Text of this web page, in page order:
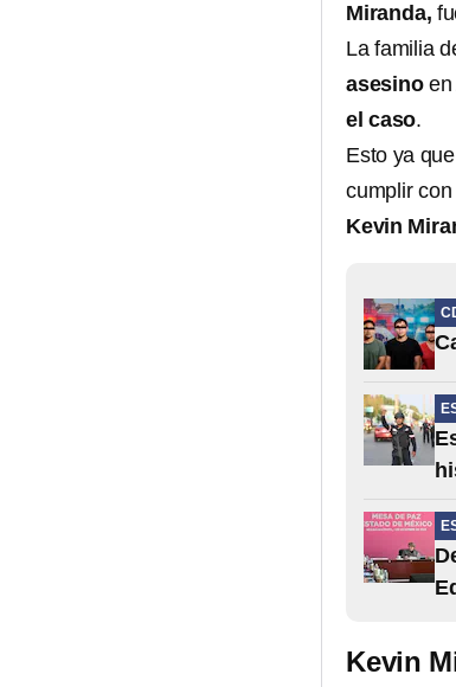
Miranda,
La familia
asesino en
el caso.
Esto ya
cumplir
Kevin
Kevin